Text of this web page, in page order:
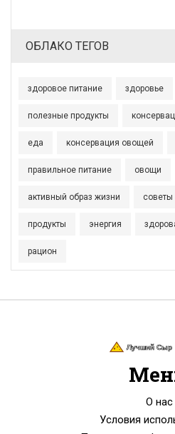
ОБЛАКО ТЕГОВ
здоровое питание здоровье
полезные продукты
еда консервация овощей
правильное питание овощи
активный образ жизни советы
продукты энергия
рацион
О нас
Условия